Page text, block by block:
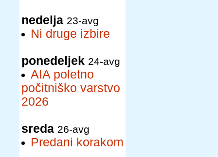
nedelja 23-avg
Ni druge izbire
ponedeljek 24-avg
AIA poletno
počitniško varstvo
2026
sreda 26-avg
Predani korakom